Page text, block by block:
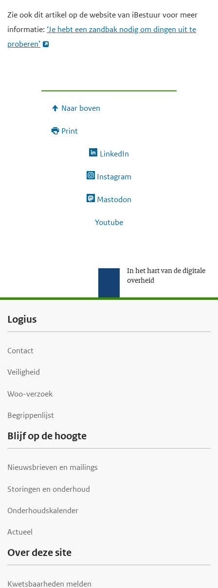
Zie ook dit artikel op de website van iBestuur voor meer
informatie: ‘Je hebt een zandbak nodig om dingen uit te
proberen’
Naar boven
Print
LinkedIn
Instagram
Mastodon
Youtube
In het hart van de digitale
overheid
F
o
o
e
r
Logius
Contact
Veiligheid
Woo-verzoek
Begrippenlijst
Blijf op de hoogte
Nieuwsbrieven en mailings
Storingen en onderhoud
Onderhoudskalender
Actueel
Over deze site
Kwetsbaarheden melden